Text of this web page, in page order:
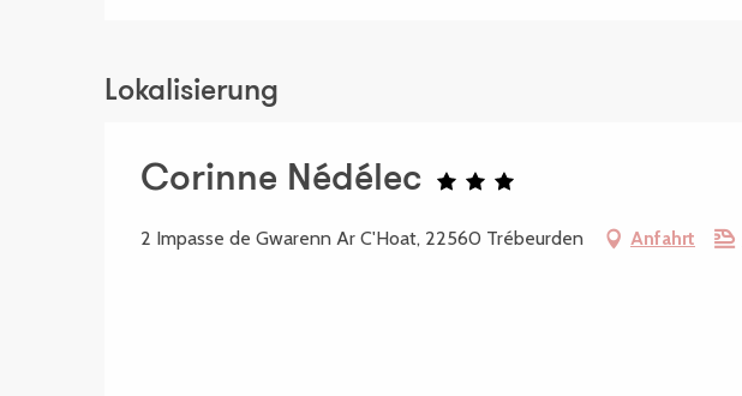
Lokalisierung
Corinne Nédélec
2 Impasse de Gwarenn Ar C'Hoat, 22560 Trébeurden Anfahrt